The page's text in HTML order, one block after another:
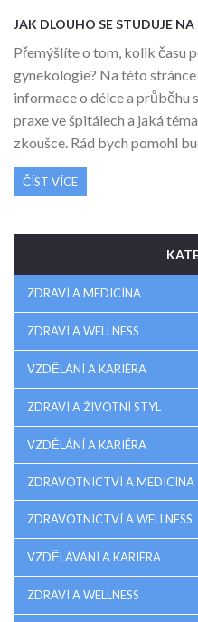
JAK DLOUHO SE STUDUJE
Přemýšlíte o tom, kolik času
gynekologie? Na této
informace o délce a průběhu
praxe ve špitálech a jaká
zkoušce. Rád bych pomohl
správná očekávání.
ČÍST VÍCE
ZDRAVÍ A MEDICÍNA
ZDRAVÍ A WELLNESS
VZDĚLÁNÍ A KARIÉRA
ZDRAVÍ A ŽIVOTNÍ STYL
VZDĚLÁNÍ A KARIÉRA
ZDRAVOTNICTVÍ A MEDICÍNA
ZDRAVOTNICTVÍ A WELLNESS
VZDĚLÁVÁNÍ A KARIÉRA
ZDRAVÍ A WELLNESS